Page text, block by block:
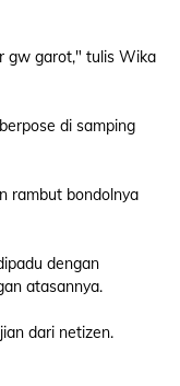
gw garot," tulis Wika
di samping
rambut bondolnya
dengan
atasannya.
dari netizen.